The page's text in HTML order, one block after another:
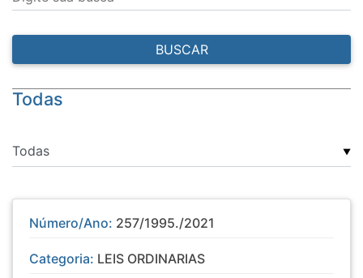
BUSCAR
Todas
▼
Número/Ano: 257/1995./2021
Categoria: LEIS ORDINARIAS